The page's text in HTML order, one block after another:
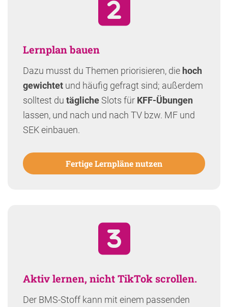
Lernplan bauen
Dazu musst du Themen priorisieren, die hoch
gewichtet und häufig gefragt sind; außerdem
solltest du tägliche Slots für KFF-Übungen
lassen, und nach und nach TV bzw. MF und
SEK einbauen.
Fertige Lernpläne nutzen
Aktiv lernen, nicht TikTok scrollen.
Der BMS-Stoff kann mit einem passenden